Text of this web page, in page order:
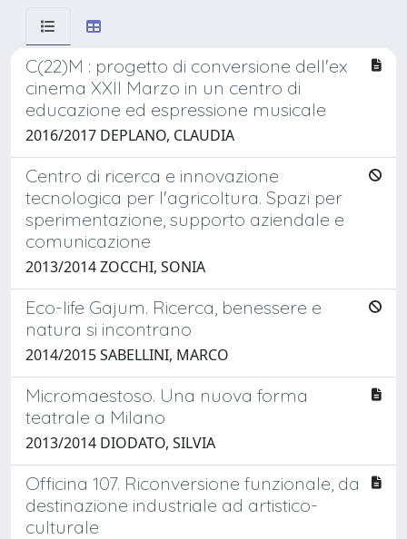
C(22)M : progetto di conversione dell'ex
cinema XXII Marzo in un centro di
educazione ed espressione musicale
2016/2017 DEPLANO, CLAUDIA
Centro di ricerca e innovazione
tecnologica per l'agricoltura. Spazi per
sperimentazione, supporto aziendale e
comunicazione
2013/2014 ZOCCHI, SONIA
Eco-life Gajum. Ricerca, benessere e
natura si incontrano
2014/2015 SABELLINI, MARCO
Micromaestoso. Una nuova forma
teatrale a Milano
2013/2014 DIODATO, SILVIA
Officina 107. Riconversione funzionale, da
destinazione industriale ad artistico-
culturale